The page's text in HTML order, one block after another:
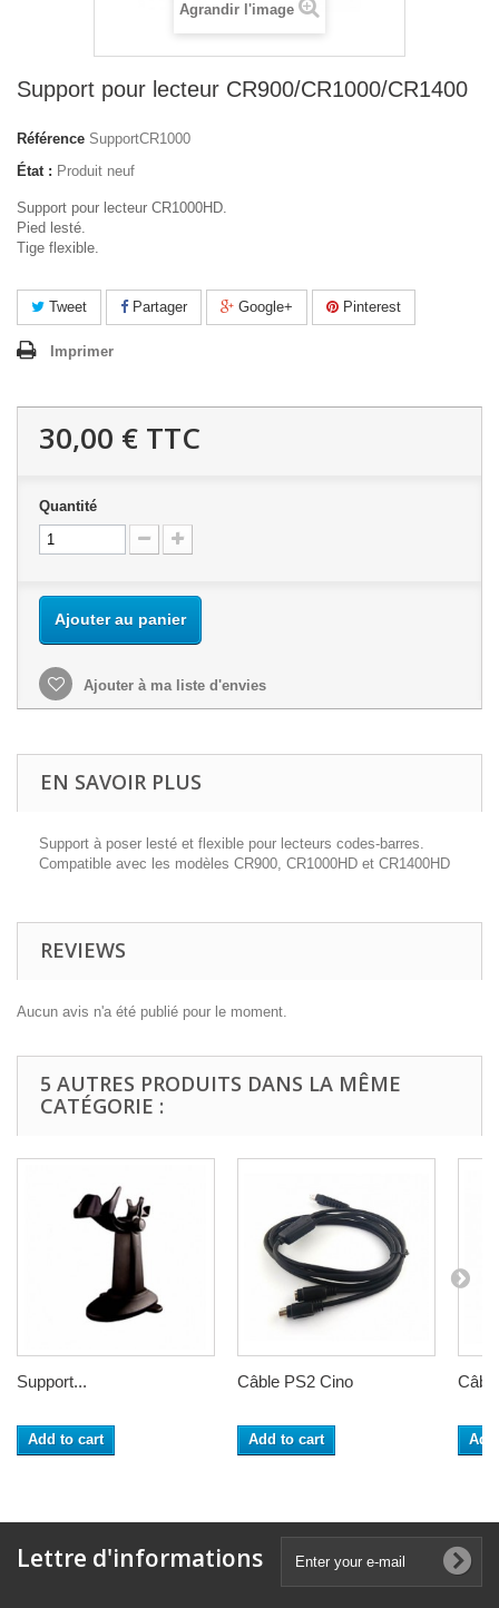
Agrandir l'image
Support pour lecteur CR900/CR1000/CR1400
Référence SupportCR1000
État : Produit neuf
Support pour lecteur CR1000HD.
Pied lesté.
Tige flexible.
Tweet Partager Google+ Pinterest
Imprimer
30,00 € TTC
Quantité
Ajouter au panier
Ajouter à ma liste d'envies
EN SAVOIR PLUS
Support à poser lesté et flexible pour lecteurs codes-barres.
Compatible avec les modèles CR900, CR1000HD et CR1400HD
REVIEWS
Aucun avis n'a été publié pour le moment.
5 AUTRES PRODUITS DANS LA MÊME
CATÉGORIE :
Support...
Add to cart
Câble PS2 Cino
Add to cart
Lettre d'informations